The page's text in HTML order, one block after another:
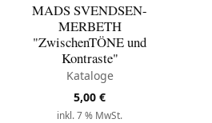
MADS SVENDSEN-
MERBETH
"ZwischenTÖNE und
Kontraste"
Kataloge
5,00 €
inkl. 7 % MwSt.